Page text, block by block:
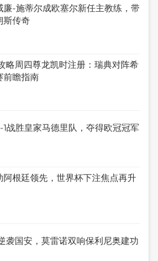
廉-施蒂尔成欧塞尔新任主教练，带
斯传奇
略周四尊龙凯时注册：瑞典对阵希
前瞻指南
1战胜皇家马德里队，夺得欧冠冠军
阿根廷领先，世界杯下注焦点再升
袭国安，莫雷诺双响保利尼奥建功